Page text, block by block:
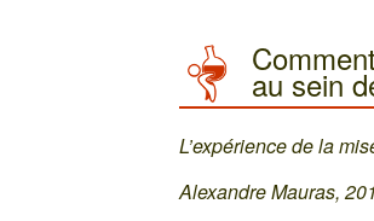
au sein
L’expérience de la
Alexandre Mauras,